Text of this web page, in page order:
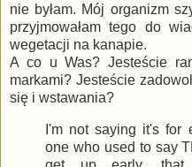
nie byłam. Mój organizm
przyjmowałam tego do
wegetacji na kanapie.
A co u Was? Jesteście
markami? Jesteście
się i wstawania?
I'm not saying it's for
one who used to say